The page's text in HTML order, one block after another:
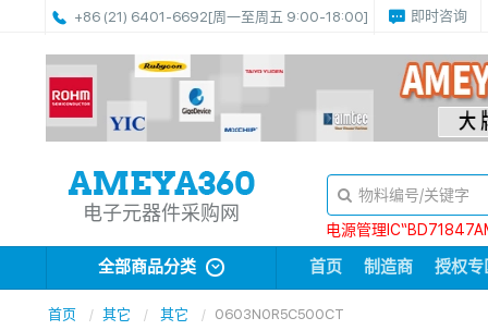
+86 (21) 6401-6692[周一至周五 9:00-18:00] 即时咨询
电子元器件采购网
电源管理
全部商品分类 首页 制造商 授权专
首页 其它 其它 0603N0R5C500CT